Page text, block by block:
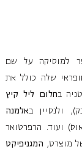
למוסיקה על שם
שלה כולל את
בחלום ליל קיץ
ולנסיין באלמנה
ועוד. הרפרטואר
מוצרט, המגניפיקט